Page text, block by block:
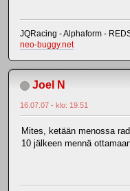
JQRacing - Alphaform -
neo-buggy.net
Joel N
16.07.07 - klo: 19.51
Mites, ketään menossa
10 jälkeen mennä